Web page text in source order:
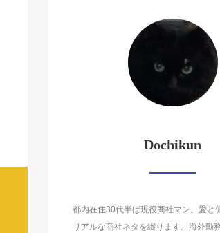
Dochikun
都内在住30代半ば現役商社マン。愛と
リアルな商社ネタを綴ります。海外勤